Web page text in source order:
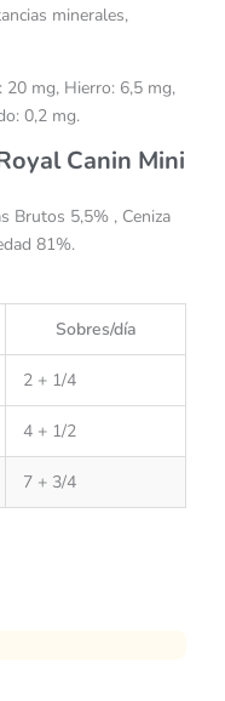
minerales,
20 mg, Hierro: 6,5 mg,
0,2 mg.
Canin Mini
Brutos 5,5% , Ceniza
81%.
Sobres/día
2 + 1/4
4 + 1/2
7 + 3/4